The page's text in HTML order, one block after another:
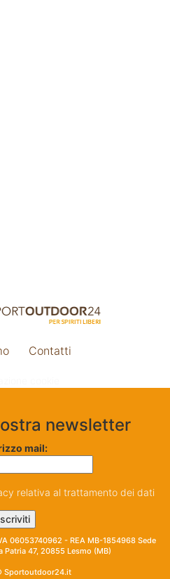
Contatti
newsletter
mail:
relativa al trattamento dei dati
06053740962 - REA MB-1854968 Sede
Patria 47, 20855 Lesmo (MB)
Sportoutdoor24.it